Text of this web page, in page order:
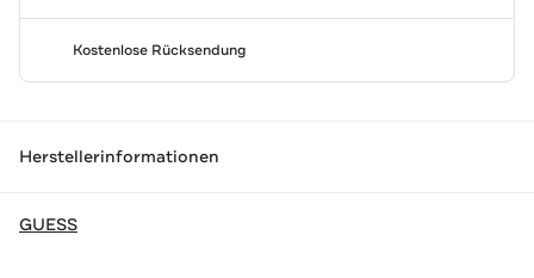
Kostenlose Rücksendung
Herstellerinformationen
GUESS